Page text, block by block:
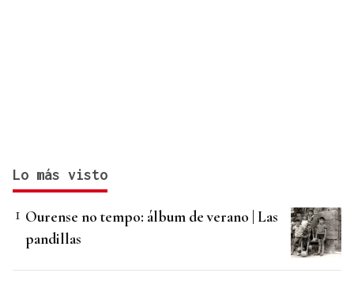
Lo más visto
Ourense no tempo: álbum de verano | Las
pandillas